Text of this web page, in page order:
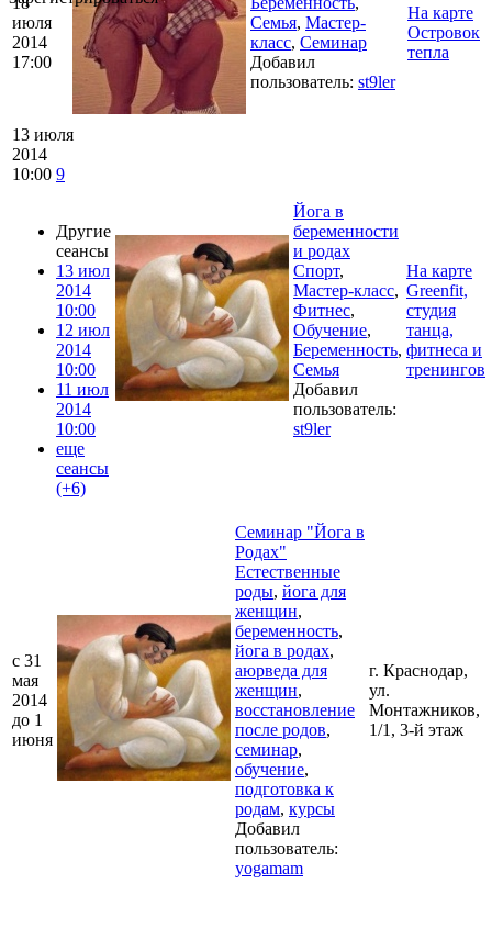
июля
2014
17:00
Семья, Мастер-
класс, Семинар
Добавил
пользователь: st9ler
На карте
Островок
тепла
13 июля
2014
10:00 9
Другие
сеансы
13 июл
2014
10:00
12 июл
2014
10:00
11 июл
2014
10:00
еще
сеансы
(+6)
Йога в
беременности
и родах
Спорт,
Мастер-класс,
Фитнес,
Обучение,
Беременность,
Семья
Добавил
пользователь:
st9ler
На карте
Greenfit,
студия
танца,
фитнеса и
тренингов
c 31
мая
2014
до 1
июня
Семинар "Йога в
Родах"
Естественные
роды, йога для
женщин,
беременность,
йога в родах,
аюрведа для
женщин,
восстановление
после родов,
семинар,
обучение,
подготовка к
родам, курсы
Добавил
пользователь:
yogamam
г. Краснодар,
ул.
Монтажников,
1/1, 3-й этаж